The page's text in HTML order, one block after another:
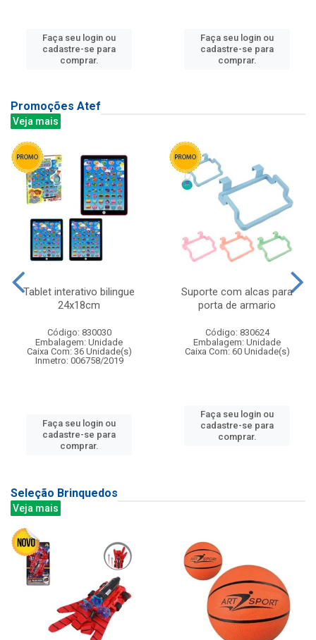
Faça seu login ou
cadastre-se para
comprar.
Faça seu login ou
cadastre-se para
comprar.
Promoções Atef
Veja mais
Tablet interativo bilingue
24x18cm
Código: 830030
Embalagem: Unidade
Caixa Com: 36 Unidade(s)
Inmetro: 006758/2019
Faça seu login ou
cadastre-se para
comprar.
Suporte com alcas para
porta de armario
Código: 830624
Embalagem: Unidade
Caixa Com: 60 Unidade(s)
Faça seu login ou
cadastre-se para
comprar.
Seleção Brinquedos
Veja mais